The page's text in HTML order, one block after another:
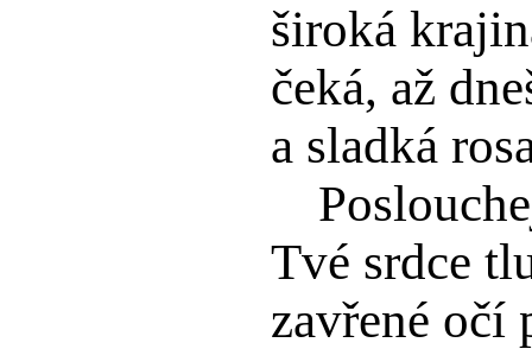
široká
čeká, až
a sladká
Tvé srdce
zavřené očí